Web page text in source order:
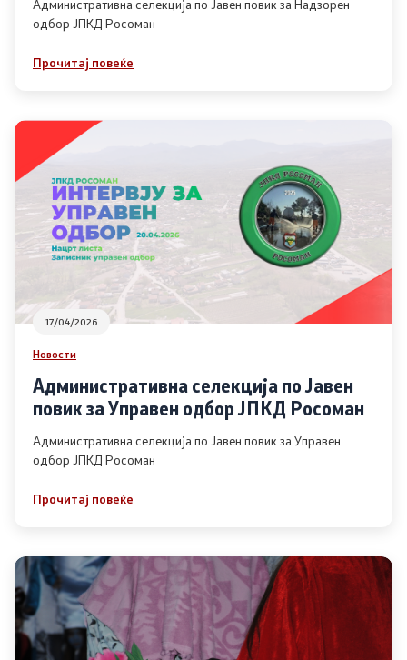
Административна селекција по Јавен повик за Надзорен
одбор ЈПКД Росоман
Прочитај повеќе
17/04/2026
Новости
Административна селекција по Јавен
повик за Управен одбор ЈПКД Росоман
Административна селекција по Јавен повик за Управен
одбор ЈПКД Росоман
Прочитај повеќе